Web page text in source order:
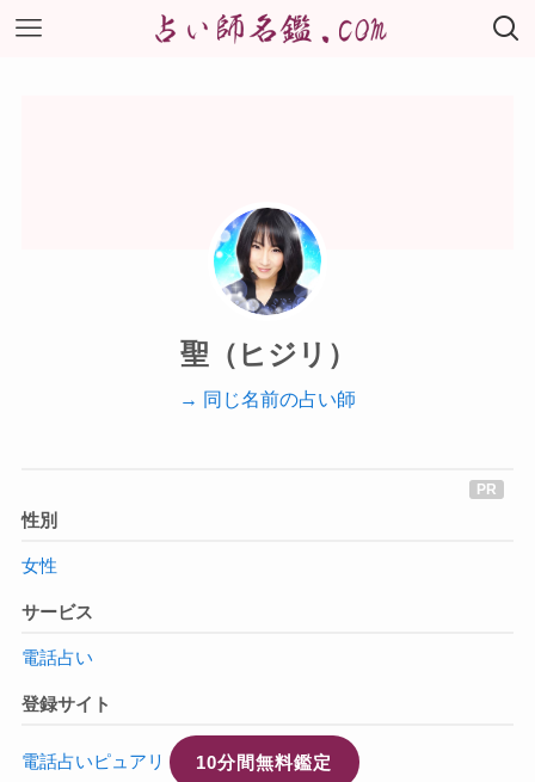
聖（ヒジリ）
→ 同じ名前の占い師
性別
女性
サービス
電話占い
登録サイト
電話占いピュアリ 10分間無料鑑定